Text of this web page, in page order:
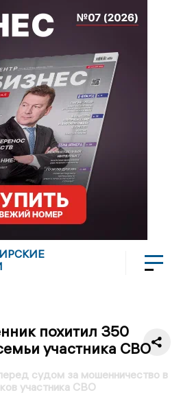
похитил 350
участника СВО
судом за мошенничество в
участника СВО